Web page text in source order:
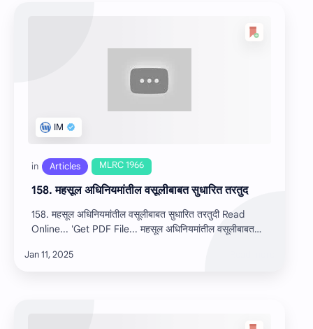
158. महसूल अधिनियमांतील वसूलीबाबत सुधारित तरतुद
158. महसूल अधिनियमांतील वसूलीबाबत सुधारित तरतुदी Read
Online... 'Get PDF File... महसूल अधिनियमांतील वसूलीबाबत